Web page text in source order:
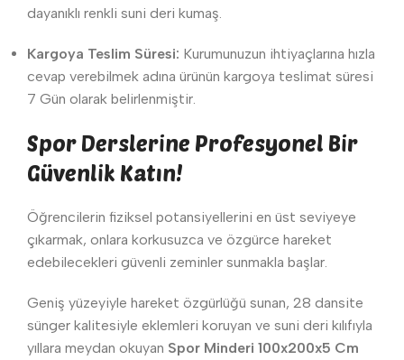
dayanıklı renkli suni deri kumaş.
Kargoya Teslim Süresi: Kurumunuzun ihtiyaçlarına hızla
cevap verebilmek adına ürünün kargoya teslimat süresi
7 Gün olarak belirlenmiştir.
Spor Derslerine Profesyonel Bir
Güvenlik Katın!
Öğrencilerin fiziksel potansiyellerini en üst seviyeye
çıkarmak, onlara korkusuzca ve özgürce hareket
edebilecekleri güvenli zeminler sunmakla başlar.
Geniş yüzeyiyle hareket özgürlüğü sunan, 28 dansite
sünger kalitesiyle eklemleri koruyan ve suni deri kılıfıyla
yıllara meydan okuyan Spor Minderi 100x200x5 Cm